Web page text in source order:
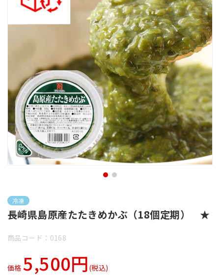
冷凍
長崎県島原産たたきめかぶ（18個定期） ★
商品コード：0168
価格5,500円 (税込)